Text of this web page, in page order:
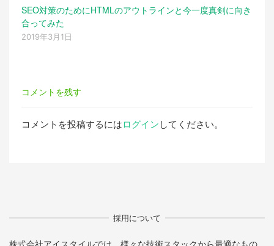
SEO対策のためにHTMLのアウトラインと今一度真剣に向き
合ってみた
2019年3月1日
コメントを残す
コメントを投稿するにはログイン してください。
採用について